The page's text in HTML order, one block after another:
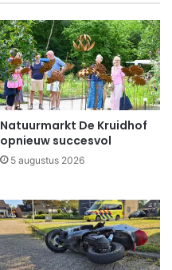
Natuurmarkt De Kruidhof
opnieuw succesvol
5 augustus 2026